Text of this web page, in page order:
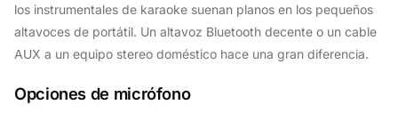
los instrumentales de karaoke suenan planos en los pequeños
altavoces de portátil. Un altavoz Bluetooth decente o un cable
AUX a un equipo stereo doméstico hace una gran diferencia.
Opciones de micrófono